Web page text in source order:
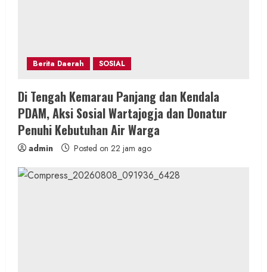
g
Berita Daerah SOSIAL
Di Tengah Kemarau Panjang dan Kendala
PDAM, Aksi Sosial Wartajogja dan Donatur
Penuhi Kebutuhan Air Warga
admin Posted on 22 jam ago